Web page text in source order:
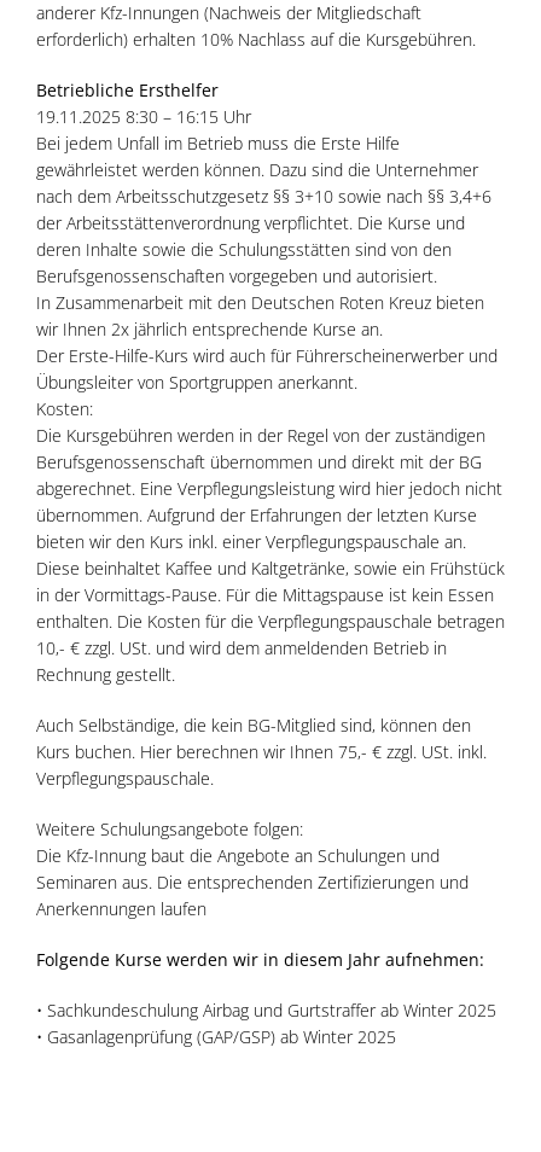
anderer Kfz-Innungen (Nachweis der Mitgliedschaft
erforderlich) erhalten 10% Nachlass auf die Kursgebühren.
Betriebliche Ersthelfer
19.11.2025 8:30 – 16:15 Uhr
Bei jedem Unfall im Betrieb muss die Erste Hilfe
gewährleistet werden können. Dazu sind die Unternehmer
nach dem Arbeitsschutzgesetz §§ 3+10 sowie nach §§ 3,4+6
der Arbeitsstättenverordnung verpflichtet. Die Kurse und
deren Inhalte sowie die Schulungsstätten sind von den
Berufsgenossenschaften vorgegeben und autorisiert.
In Zusammenarbeit mit den Deutschen Roten Kreuz bieten
wir Ihnen 2x jährlich entsprechende Kurse an.
Der Erste-Hilfe-Kurs wird auch für Führerscheinerwerber und
Übungsleiter von Sportgruppen anerkannt.
Kosten:
Die Kursgebühren werden in der Regel von der zuständigen
Berufsgenossenschaft übernommen und direkt mit der BG
abgerechnet. Eine Verpflegungsleistung wird hier jedoch nicht
übernommen. Aufgrund der Erfahrungen der letzten Kurse
bieten wir den Kurs inkl. einer Verpflegungspauschale an.
Diese beinhaltet Kaffee und Kaltgetränke, sowie ein Frühstück
in der Vormittags-Pause. Für die Mittagspause ist kein Essen
enthalten. Die Kosten für die Verpflegungspauschale betragen
10,- € zzgl. USt. und wird dem anmeldenden Betrieb in
Rechnung gestellt.
Auch Selbständige, die kein BG-Mitglied sind, können den
Kurs buchen. Hier berechnen wir Ihnen 75,- € zzgl. USt. inkl.
Verpflegungspauschale.
Weitere Schulungsangebote folgen:
Die Kfz-Innung baut die Angebote an Schulungen und
Seminaren aus. Die entsprechenden Zertifizierungen und
Anerkennungen laufen
Folgende Kurse werden wir in diesem Jahr aufnehmen:
• Sachkundeschulung Airbag und Gurtstraffer ab Winter 2025
• Gasanlagenprüfung (GAP/GSP) ab Winter 2025